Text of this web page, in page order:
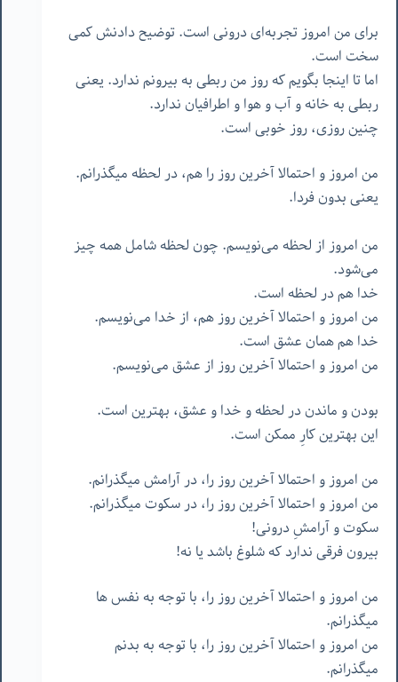
برای من امروز تجربه‌ای درونی است. توضیح دادنش کمی
سخت است.
اما تا اینجا بگویم که روز من ربطی به بیرونم ندارد. یعنی
ربطی به خانه و آب و هوا و اطرافیان ندارد.
چنین روزی، روز خوبی است.
من امروز و احتمالا آخرین روز را هم، در لحظه میگذرانم.
یعنی بدون فردا.
من امروز از لحظه می‌نویسم. چون لحظه شامل همه چیز
می‌شود.
خدا هم در لحظه است.
من امروز و احتمالا آخرین روز هم، از خدا می‌نویسم.
خدا هم همان عشق است.
من امروز و احتمالا آخرین روز از عشق می‌نویسم.
بودن و ماندن در لحظه و خدا و عشق، بهترین است.
این بهترین کارِ ممکن است.
من امروز و احتمالا آخرین روز را، در آرامش میگذرانم.
من امروز و احتمالا آخرین روز را، در سکوت میگذرانم.
سکوت و آرامشِ درونی!
بیرون فرقی ندارد که شلوغ باشد یا نه!
من امروز و احتمالا آخرین روز را، با توجه به نفس ها
میگذرانم.
من امروز و احتمالا آخرین روز را، با توجه به بدنم
میگذرانم.